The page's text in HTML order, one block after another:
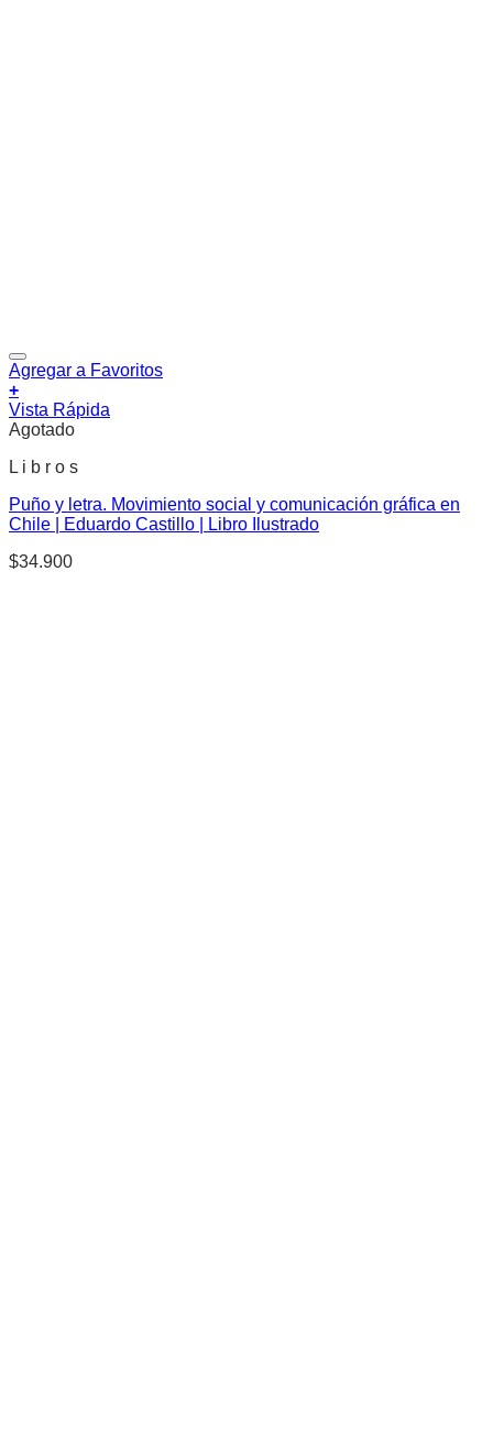
Agregar a Favoritos
+
Vista Rápida
Agotado
L i b r o s
Puño y letra. Movimiento social y comunicación gráfica en
Chile | Eduardo Castillo | Libro Ilustrado
$34.900